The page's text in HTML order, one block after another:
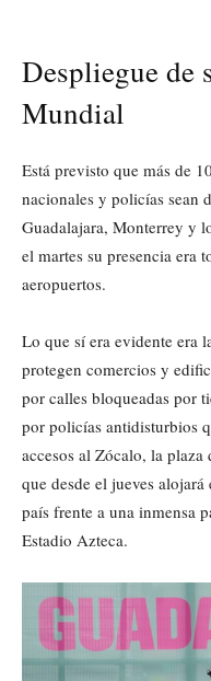
Despliegue de
Mundial
Está previsto que más de
nacionales y policías sean
Guadalajara, Monterrey y
el martes su presencia era
aeropuertos.
Lo que sí era evidente era
protegen comercios y
por calles bloqueadas por
por policías antidisturbios
accesos al Zócalo, la
que desde el jueves
país frente a una inmensa
Estadio Azteca.